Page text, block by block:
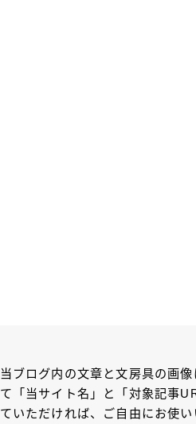
当ブログ内の文章と文房具の画
て「当サイト名」と「対象記事
ていただければ、ご自由にお使